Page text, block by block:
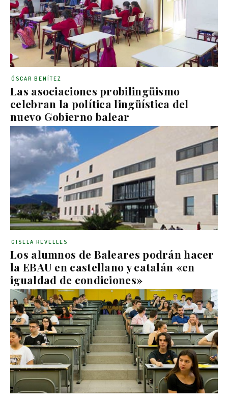
Las asociaciones probilingüismo
celebran la política lingüística del
nuevo Gobierno balear
ÓSCAR BENÍTEZ
Los alumnos de Baleares podrán hacer
la EBAU en castellano y catalán «en
igualdad de condiciones»
GISELA REVELLES